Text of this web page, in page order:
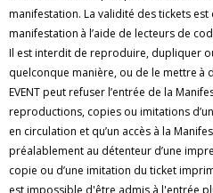
manifestation. La validité des tickets est
manifestation à l’aide de lecteurs de
Il est interdit de reproduire, dupliquer
quelconque manière, ou de le mettre à
EVENT peut refuser l’entrée de la
reproductions, copies ou imitations
en circulation et qu’un accès à la
préalablement au détenteur d’une
copie ou d’une imitation du ticket
est impossible d'être admis à l'entrée